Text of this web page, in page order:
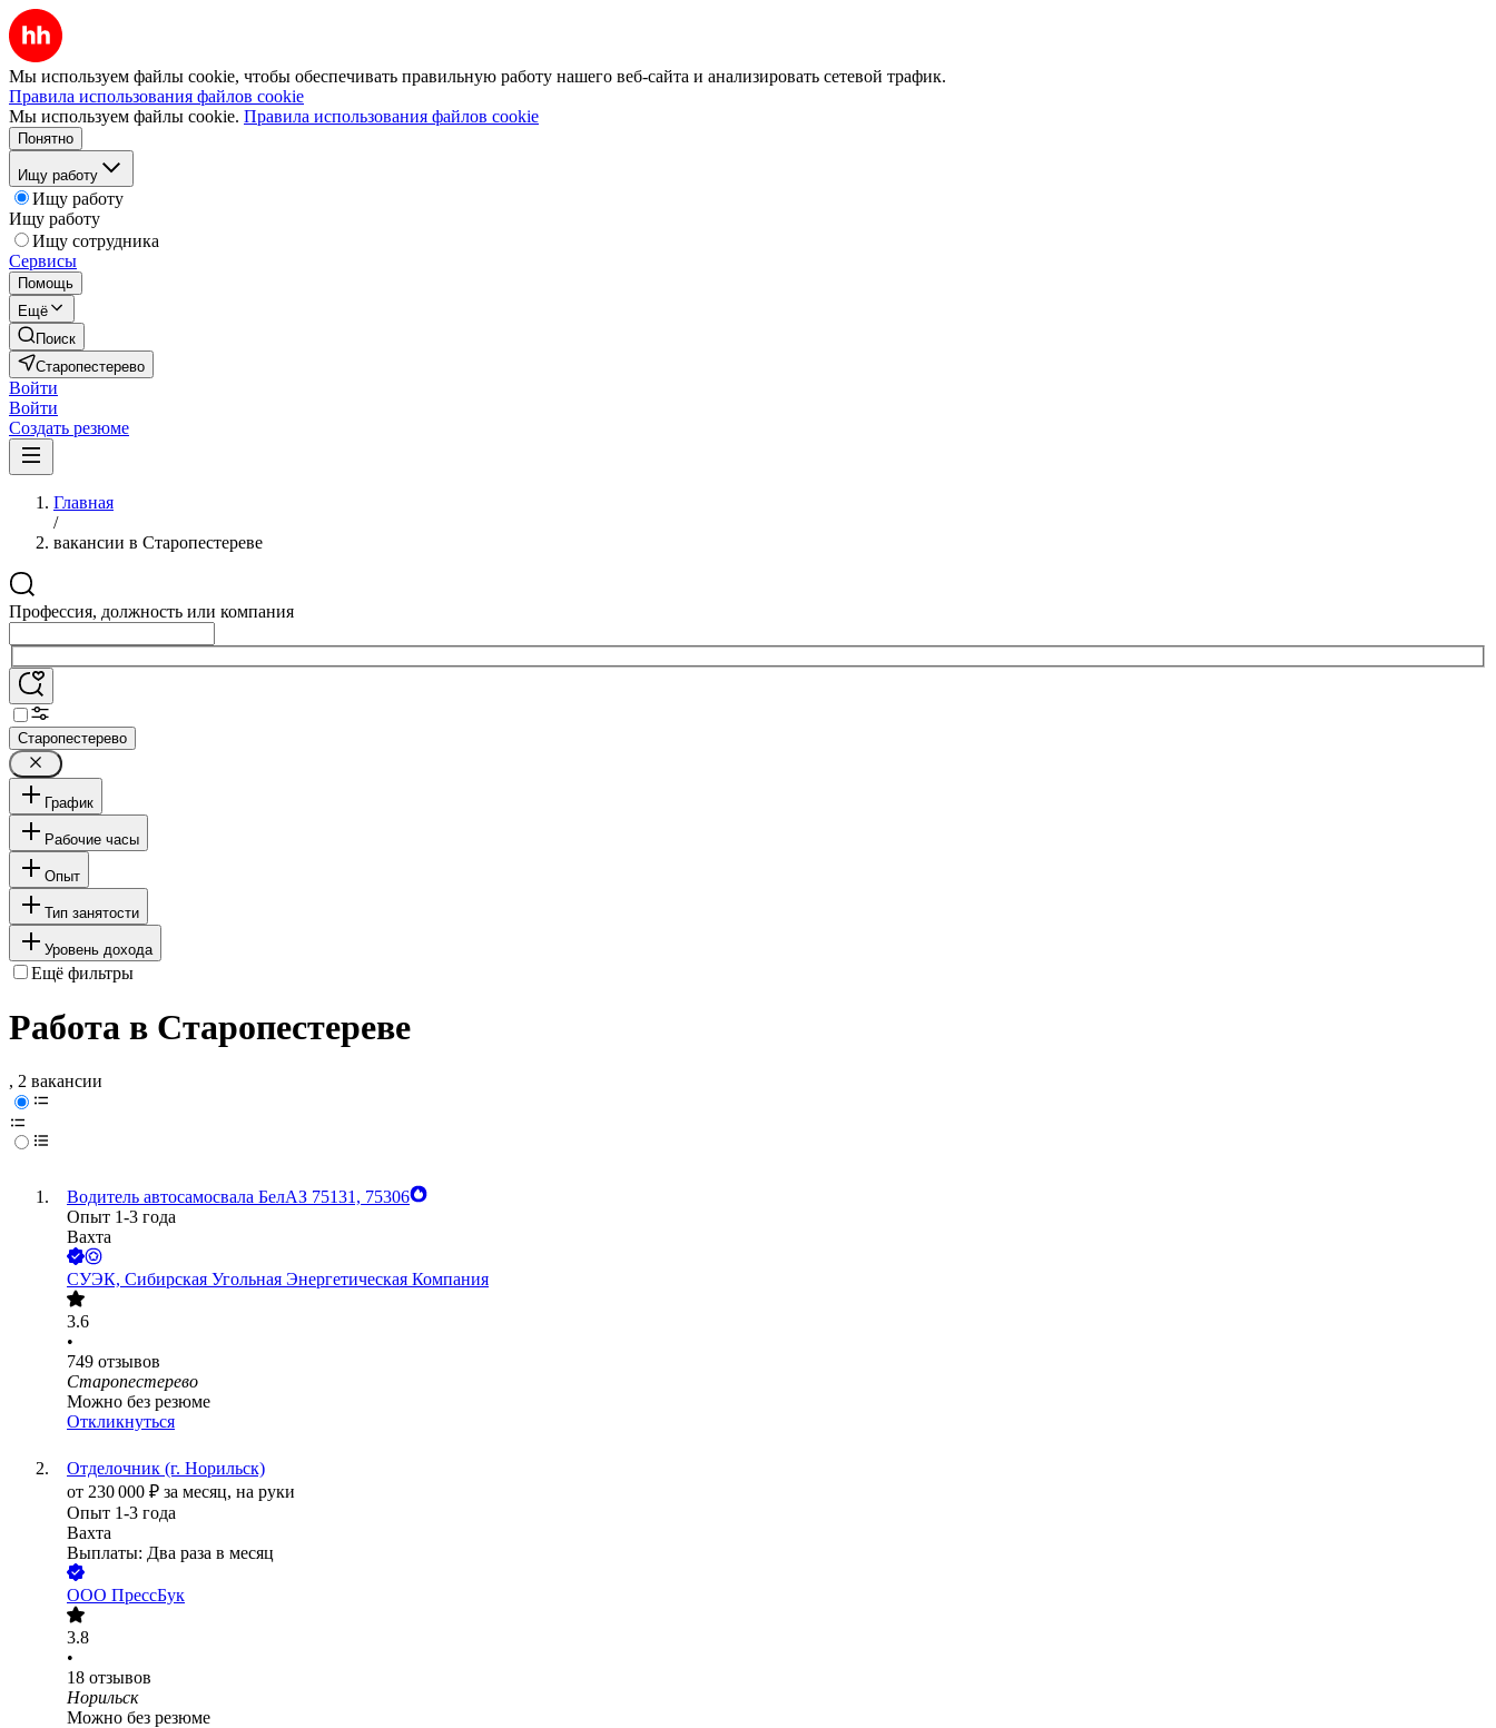
Мы используем файлы cookie, чтобы обеспечивать правильную работу нашего веб-сайта и анализировать сетевой трафик.
Правила использования файлов cookie
Мы используем файлы cookie. Правила использования файлов cookie
Понятно
Ищу работу
Ищу работу
Ищу работу
Ищу сотрудника
Сервисы
Помощь
Ещё
Поиск
Старопестерево
Войти
Войти
Создать резюме
Главная
/
вакансии в Старопестереве
Профессия, должность или компания
Старопестерево
График
Рабочие часы
Опыт
Тип занятости
Уровень дохода
Ещё фильтры
Работа в Старопестереве
, 2 вакансии
Водитель автосамосвала БелАЗ 75131, 75306
Опыт 1-3 года
Вахта
СУЭК, Сибирская Угольная Энергетическая Компания
3.6
•
749 отзывов
Старопестерево
Можно без резюме
Откликнуться
Отделочник (г. Норильск)
от 230 000 ₽ за месяц, на руки
Опыт 1-3 года
Вахта
Выплаты: Два раза в месяц
ООО ПрессБук
3.8
•
18 отзывов
Норильск
Можно без резюме